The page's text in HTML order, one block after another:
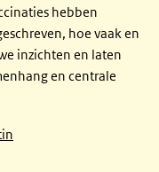
hebben
hoe vaak en
inzichten en laten
en centrale